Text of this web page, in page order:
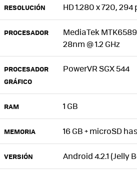
RESOLUCIÓN HD 1.280 x 720, 294
PROCESADOR
MediaTek
28nm @ 1.2 GHz
PROCESADOR
GRÁFICO
PowerVR SGX 544
RAM 1 GB
MEMORIA 16 GB + microSD
VERSIÓN Android 4.2.1 (Jelly